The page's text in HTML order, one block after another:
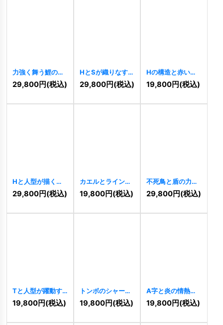
力強く舞う鯉の縁
起物ロゴ[10834 ]
29,800円(税込)
HとSが織りなす革
新と飛躍のロゴ
10826 ]
29,800円(税込)
Hの構造と赤い弧
が示す堅実な飛躍
ロゴ 10816]
19,800円(税込)
Hと人型が描くグ
ローバルな飛躍ロ
[10818 ]
29,800円(税込)
カエルとラインア
ートのミニマルロ
ゴ [ 10811 ]
19,800円(税込)
不死鳥と盾の力強
い飛躍ロゴ
10801 ]
29,800円(税込)
Tと人型が躍動す
る未来志向ロゴ
10797 ]
19,800円(税込)
トンボのシャープ
なダイナミックロ
ゴ [ 10791 ]
19,800円(税込)
A字と炎の情熱的
ロゴ[10787]
19,800円(税込)